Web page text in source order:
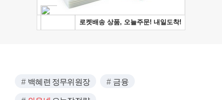
백혜련 정무위원장 금융